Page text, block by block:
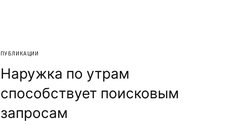
ПУБЛИКАЦИИ
Наружка по утрам
способствует поисковым
запросам